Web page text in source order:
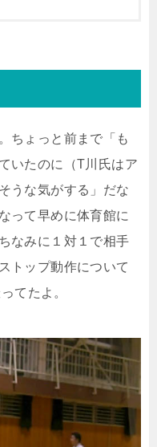
ちょっと前まで「も
いたのに（T川氏はア
うな気がする」だな
って早めに体育館に
なみに１対１で相手
トップ動作について
てたよ。